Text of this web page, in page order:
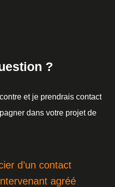
?
et je prendrais contact
dans votre projet de
d’un contact
agréé